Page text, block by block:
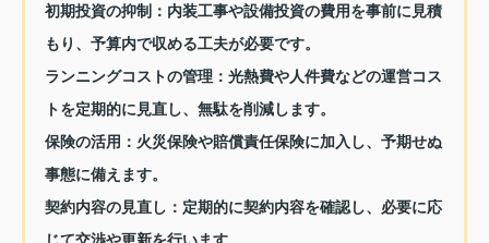
初期投資の抑制： 内装工事や設備投資の費用を事前に見積
もり、予算内で収める工夫が必要です。
ランニングコストの管理： 光熱費や人件費などの運営コス
トを定期的に見直し、無駄を削減します。
保険の活用： 火災保険や賠償責任保険に加入し、予期せぬ
事態に備えます。
契約内容の見直し： 定期的に契約内容を確認し、必要に応
じて交渉や更新を行います。